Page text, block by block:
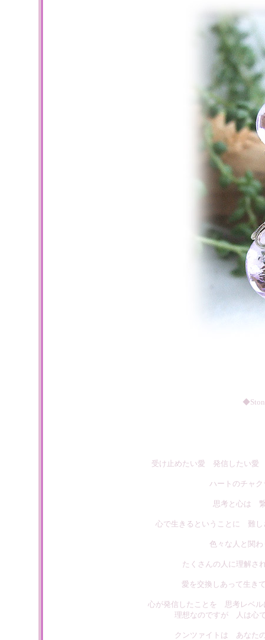
受け止めたい愛 発信したい
ハートのチャ
思考と心は
心で生きるということに 難し
色々な人と関
たくさんの人に理解
愛を交換しあって生き
心が発信したことを 思考レベル
理想なのですが 人は心
クンツァイトは あなた